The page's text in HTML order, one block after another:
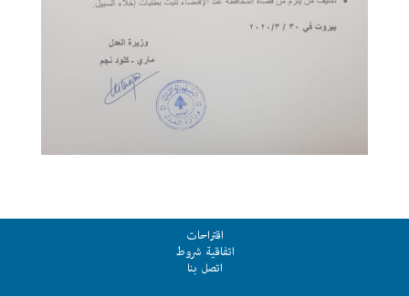
اقتراحات
اتفاقية شروط
اتصل بنا